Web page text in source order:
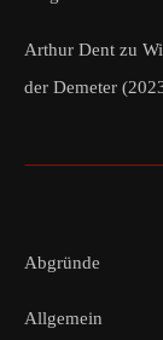
Arthur Dent zu
der Demeter
Abgründe
Allgemein